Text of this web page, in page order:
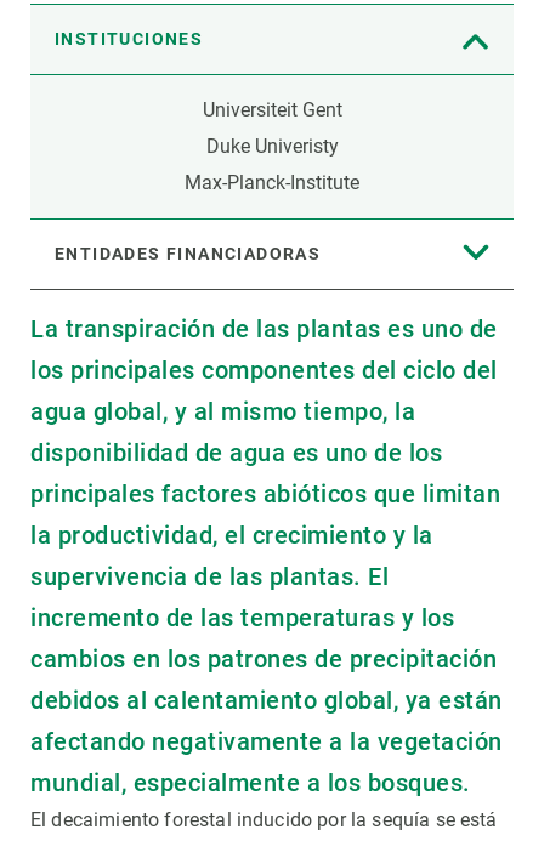
INSTITUCIONES
Universiteit Gent
Duke Univeristy
Max-Planck-Institute
ENTIDADES FINANCIADORAS
La transpiración de las plantas es uno de
los principales componentes del ciclo del
agua global, y al mismo tiempo, la
disponibilidad de agua es uno de los
principales factores abióticos que limitan
la productividad, el crecimiento y la
supervivencia de las plantas. El
incremento de las temperaturas y los
cambios en los patrones de precipitación
debidos al calentamiento global, ya están
afectando negativamente a la vegetación
mundial, especialmente a los bosques.
El decaimiento forestal inducido por la sequía se está